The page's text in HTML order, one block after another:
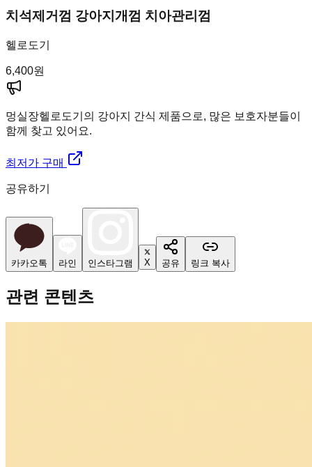
치석제거껌 강아지개껌 치아관리껌
헬로도기
6,400원
멍실장헬로도기의 강아지 간식 제품으로, 많은 보호자분들이
함께 찾고 있어요.
최저가 구매
공유하기
카카오톡 라인 인스타그램 X 공유 링크 복사
관련 콘텐츠